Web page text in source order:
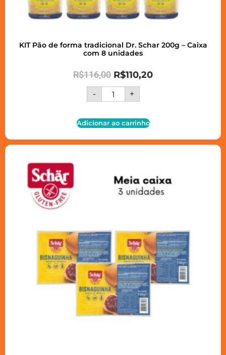
KIT Pão de forma tradicional Dr. Schar 200g – Caixa
com 8 unidades
R$116,00 R$110,20
- +
Adicionar ao carrinho